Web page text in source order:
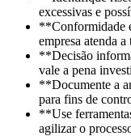
excessivas e
**Conformidade
empresa atenda
**Decisão
vale a pena
**Documente a
para fins de
**Use
agilizar o